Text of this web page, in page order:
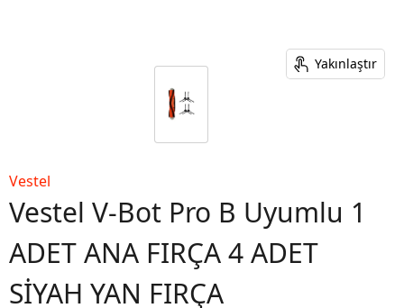
Yakınlaştır
Vestel
Vestel V-Bot Pro B Uyumlu 1
ADET ANA FIRÇA 4 ADET
SİYAH YAN FIRÇA